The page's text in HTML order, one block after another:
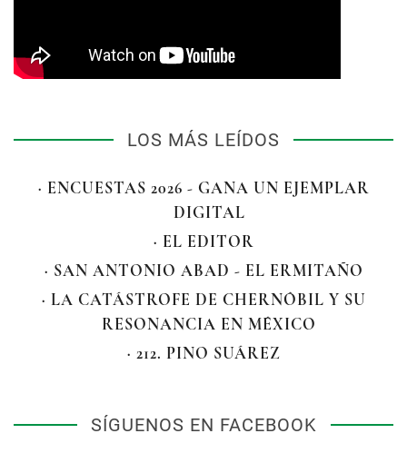
LOS MÁS LEÍDOS
· ENCUESTAS 2026 - GANA UN EJEMPLAR
DIGITAL
· EL EDITOR
· SAN ANTONIO ABAD - EL ERMITAÑO
· LA CATÁSTROFE DE CHERNÓBIL Y SU
RESONANCIA EN MÉXICO
· 212. PINO SUÁREZ
SÍGUENOS EN FACEBOOK